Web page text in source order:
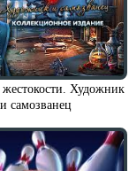
жестокости. Художник
и самозванец